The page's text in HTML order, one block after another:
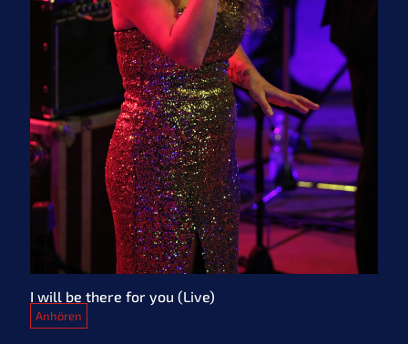
I will be there for you (Live)
Anhören